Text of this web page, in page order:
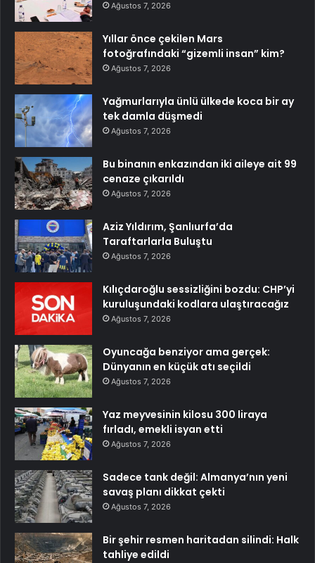
Ağustos 7, 2026
Yıllar önce çekilen Mars
fotoğrafındaki “gizemli insan” kim?
Ağustos 7, 2026
Yağmurlarıyla ünlü ülkede koca bir ay
tek damla düşmedi
Ağustos 7, 2026
Bu binanın enkazından iki aileye ait 99
cenaze çıkarıldı
Ağustos 7, 2026
Aziz Yıldırım, Şanlıurfa’da
Taraftarlarla Buluştu
Ağustos 7, 2026
Kılıçdaroğlu sessizliğini bozdu: CHP’yi
kuruluşundaki kodlara ulaştıracağız
Ağustos 7, 2026
Oyuncağa benziyor ama gerçek:
Dünyanın en küçük atı seçildi
Ağustos 7, 2026
Yaz meyvesinin kilosu 300 liraya
fırladı, emekli isyan etti
Ağustos 7, 2026
Sadece tank değil: Almanya’nın yeni
savaş planı dikkat çekti
Ağustos 7, 2026
Bir şehir resmen haritadan silindi: Halk
tahliye edildi